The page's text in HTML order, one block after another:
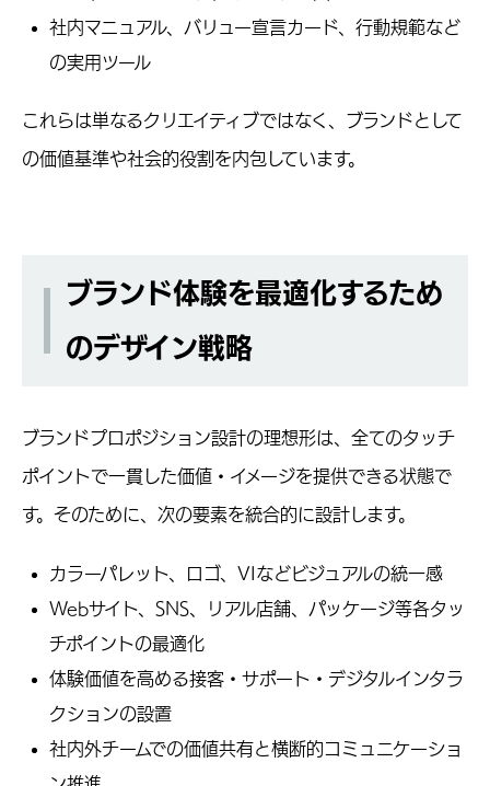
社内マニュアル、バリュー宣言カード、行動規範など
の実用ツール
これらは単なるクリエイティブではなく、ブランドとして
の価値基準や社会的役割を内包しています。
ブランド体験を最適化するため
のデザイン戦略
ブランドプロポジション設計の理想形は、全てのタッチ
ポイントで一貫した価値・イメージを提供できる状態で
す。そのために、次の要素を統合的に設計します。
カラーパレット、ロゴ、VIなどビジュアルの統一感
Webサイト、SNS、リアル店舗、パッケージ等各タッ
チポイントの最適化
体験価値を高める接客・サポート・デジタルインタラ
クションの設置
社内外チームでの価値共有と横断的コミュニケーショ